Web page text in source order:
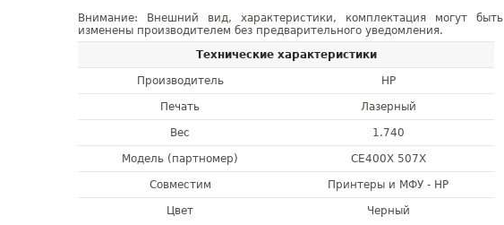
Внимание: Внешний вид, характеристики, комплектация могут быть
изменены производителем без предварительного уведомления.
Технические характеристики
Производитель HP
Печать Лазерный
Вес 1.740
Модель (партномер) CE400X 507X
Совместим Принтеры и МФУ - HP
Цвет Черный